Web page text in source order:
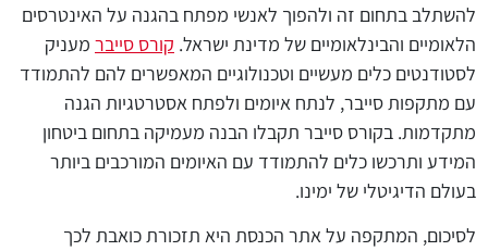
להשתלב בתחום זה ולהפוך לאנשי מפתח בהגנה על האינטרסים
הלאומיים והבינלאומיים של מדינת ישראל. קורס סייבר מעניק
לסטודנטים כלים מעשיים וטכנולוגיים המאפשרים להם להתמודד
עם מתקפות סייבר, לנתח איומים ולפתח אסטרטגיות הגנה
מתקדמות. בקורס סייבר תקבלו הבנה מעמיקה בתחום ביטחון
המידע ותרכשו כלים להתמודד עם האיומים המורכבים ביותר
בעולם הדיגיטלי של ימינו.
לסיכום, המתקפה על אתר הכנסת היא תזכורת כואבת לכך